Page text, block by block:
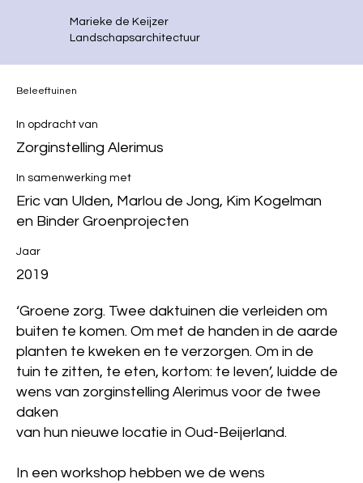
Landschapsarchitectuur
Marieke de Keijzer
Beleeftuinen
In opdracht van
Zorginstelling Alerimus
In samenwerking met
Eric van Ulden, Marlou de Jong, Kim Kogelman
en Binder Groenprojecten
Jaar
2019
‘Groene zorg. Twee daktuinen die verleiden om
buiten te komen. Om met de handen in de aarde
planten te kweken en te verzorgen. Om in de
tuin te zitten, te eten, kortom: te leven’, luidde de
wens van zorginstelling Alerimus voor de twee
daken
van hun nieuwe locatie in Oud-Beijerland.
In een workshop hebben we de wens